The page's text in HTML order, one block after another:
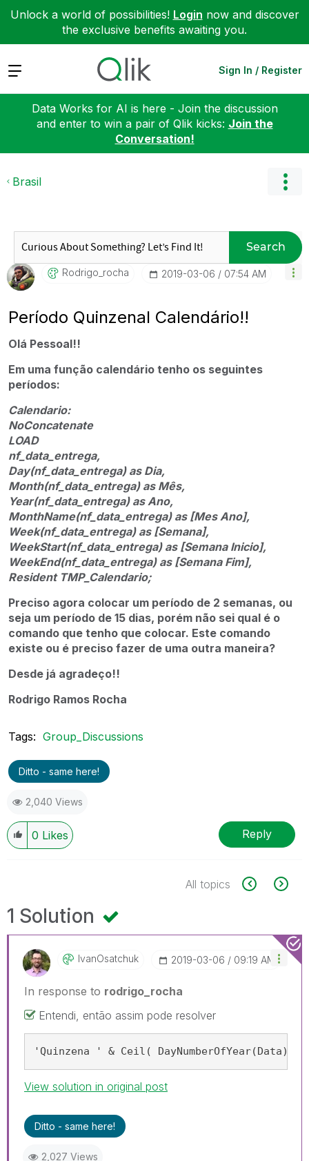
Unlock a world of possibilities! Login now and discover
the exclusive benefits awaiting you.
Expand Sign In / Register
Data Works for AI is here - Join the discussion
and enter to win a pair of Qlik kicks: Join the
Conversation!
Brasil
Search
Rodrigo_rocha ‎2019-03-06 07:54 AM
Período Quinzenal Calendário!!
Olá Pessoal!!
Em uma função calendário tenho os seguintes
períodos:
Calendario:
NoConcatenate
LOAD
nf_data_entrega,
Day(nf_data_entrega) as Dia,
Month(nf_data_entrega) as Mês,
Year(nf_data_entrega) as Ano,
MonthName(nf_data_entrega) as [Mes Ano],
Week(nf_data_entrega) as [Semana],
WeekStart(nf_data_entrega) as [Semana Inicio],
WeekEnd(nf_data_entrega) as [Semana Fim],
Resident TMP_Calendario;
Preciso agora colocar um período de 2 semanas, ou
seja um período de 15 dias, porém não sei qual é o
comando que tenho que colocar. Este comando
existe ou é preciso fazer de uma outra maneira?
Desde já agradeço!!
Rodrigo Ramos Rocha
Tags: Group_Discussions
Ditto - same here!
2,040 Views
0 Likes Reply
All topics
1 Solution
IvanOsatchuk ‎2019-03-06 09:19 AM
In response to rodrigo_rocha
Entendi, então assim pode resolver
'Quinzena ' & Ceil( DayNumberOfYear(Data) /
View solution in original post
Ditto - same here!
2,027 Views